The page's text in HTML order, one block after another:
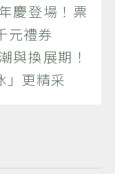
慶登場！票
元禮券
換展期！
」更精采